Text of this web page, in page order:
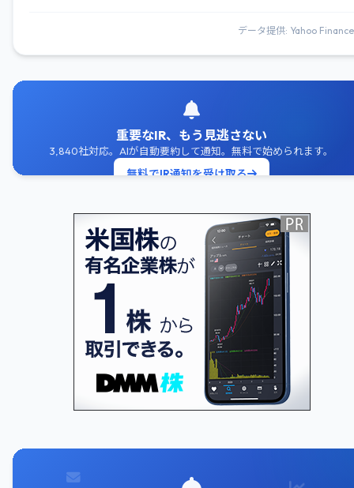
データ提供: Yahoo Finance
重要なIR、もう見逃さない
3,840社対応。AIが自動要約して通知。無料で始められます。
無料でIR通知を受け取る